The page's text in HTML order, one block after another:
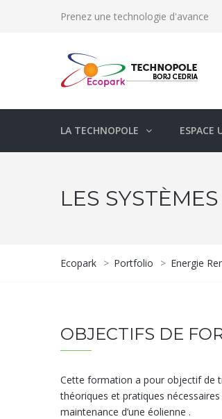
Prenez une technologie d'avance
LA TECHNOPOLE ESPACE
LES
Ecopark > Portfolio > Energie
OBJECTIFS DE
Cette formation a pour objectif de
théoriques et pratiques
maintenance d’une éolienne .